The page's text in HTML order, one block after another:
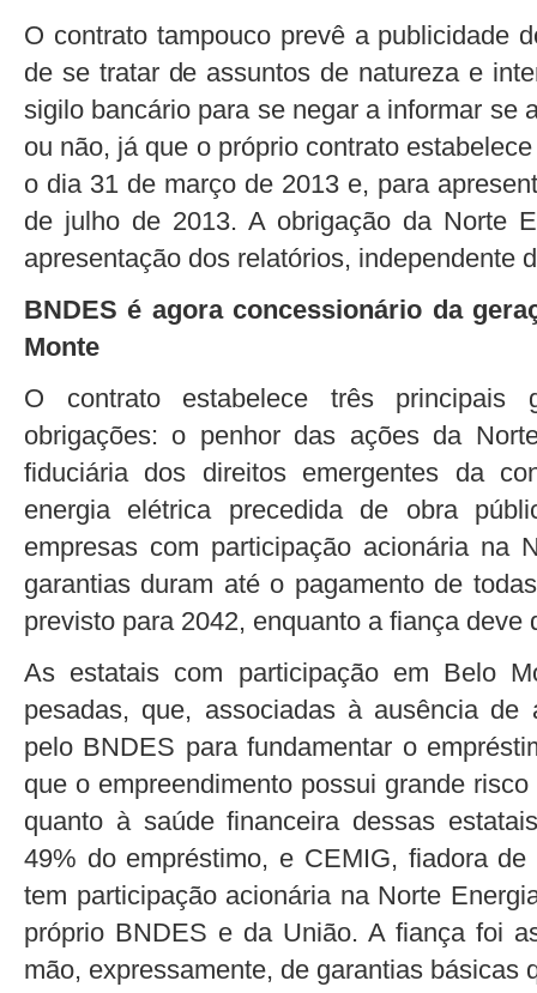
O contrato tampouco prevê a publicidade
de se tratar de assuntos de natureza e
sigilo bancário para se negar a informar se
ou não, já que o próprio contrato
o dia 31 de março de 2013 e, para
de julho de 2013. A obrigação da Norte
apresentação dos relatórios, independente
BNDES é agora concessionário da
Monte
O contrato estabelece três principais
obrigações: o penhor das ações da
fiduciária dos direitos emergentes da
energia elétrica precedida de obra
empresas com participação acionária na
garantias duram até o pagamento de
previsto para 2042, enquanto a fiança deve
As estatais com participação em Belo
pesadas, que, associadas à ausência
pelo BNDES para fundamentar o
que o empreendimento possui grande
quanto à saúde financeira dessas
49% do empréstimo, e CEMIG, fiadora
tem participação acionária na Norte
próprio BNDES e da União. A fiança foi
mão, expressamente, de garantias básicas